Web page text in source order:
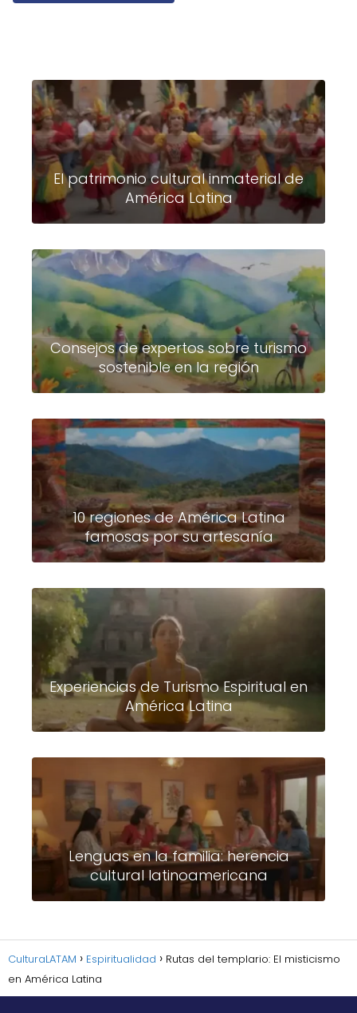
El patrimonio cultural inmaterial de
América Latina
Consejos de expertos sobre turismo
sostenible en la región
10 regiones de América Latina
famosas por su artesanía
Experiencias de Turismo Espiritual en
América Latina
Lenguas en la familia: herencia
cultural latinoamericana
CulturaLATAM Espiritualidad
Rutas del templario: El misticismo
en América Latina